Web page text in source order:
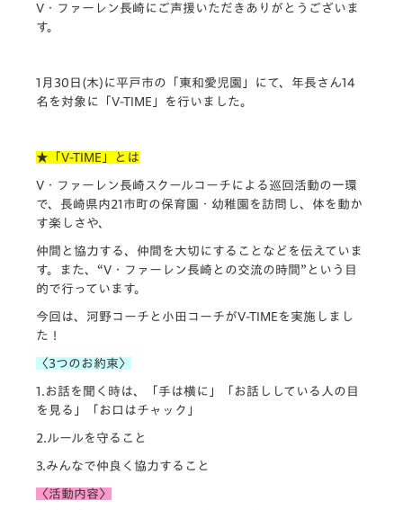
V・ ファーレン長崎にご声援いただきありがとうございま
す。
1月30日(木)に平戸市の「東和愛児園」にて、 年長さん14
名を対象に「V-TIME」
を行いました。
★「V-TIME」とは
V・ファーレン長崎スクールコーチによる巡回活動の一環
で、 長崎県内21市町の保育園・幼稚園を訪問し、 体を動か
す楽しさや、
仲間と協力する、仲間を大切にすることなどを伝えていま
す。
また、“V・ファーレン長崎との交流の時間” という目
的で行っています。
今回は、河野コーチと小田コーチがV-TIMEを実施しまし
た！
〈3つのお約束〉
1.お話を聞く時は、「手は横に」「 お話ししている人の目
を見る」「お口はチャック」
2.ルールを守ること
3.みんなで仲良く協力すること
〈活動内容〉